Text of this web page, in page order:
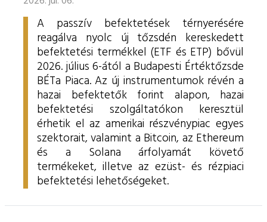
A passzív befektetések térnyerésére
reagálva nyolc új tőzsdén kereskedett
befektetési termékkel (ETF és ETP) bővül
2026. július 6-ától a Budapesti Értéktőzsde
BÉTa Piaca. Az új instrumentumok révén a
hazai befektetők forint alapon, hazai
befektetési szolgáltatókon keresztül
érhetik el az amerikai részvénypiac egyes
szektorait, valamint a Bitcoin, az Ethereum
és a Solana árfolyamát követő
termékeket, illetve az ezüst- és rézpiaci
befektetési lehetőségeket.